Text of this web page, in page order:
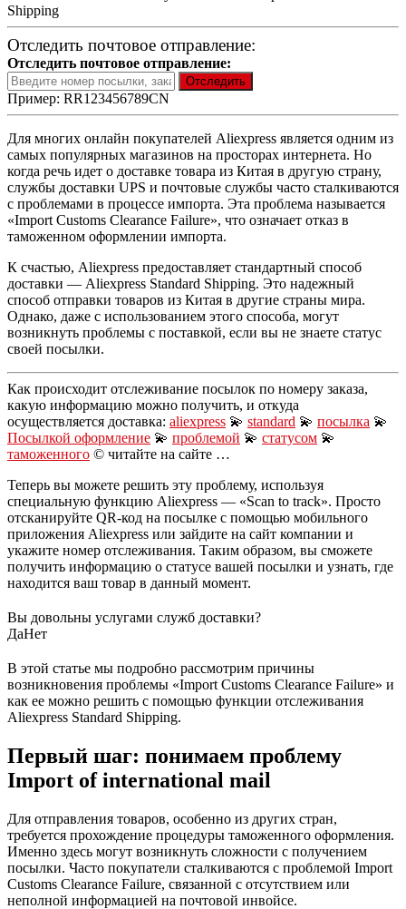
Shipping
Отследить почтовое отправление:
Отследить почтовое отправление:
Пример: RR123456789CN
Для многих онлайн покупателей Aliexpress является одним из
самых популярных магазинов на просторах интернета. Но
когда речь идет о доставке товара из Китая в другую страну,
службы доставки UPS и почтовые службы часто сталкиваются
с проблемами в процессе импорта. Эта проблема называется
«Import Customs Clearance Failure», что означает отказ в
таможенном оформлении импорта.
К счастью, Aliexpress предоставляет стандартный способ
доставки — Aliexpress Standard Shipping. Это надежный
способ отправки товаров из Китая в другие страны мира.
Однако, даже с использованием этого способа, могут
возникнуть проблемы с поставкой, если вы не знаете статус
своей посылки.
Как происходит отслеживание посылок по номеру заказа,
какую информацию можно получить, и откуда
осуществляется доставка: aliexpress 💫 standard 💫 посылка 💫
Посылкой оформление 💫 проблемой 💫 статусом 💫
таможенного © читайте на сайте …
Теперь вы можете решить эту проблему, используя
специальную функцию Aliexpress — «Scan to track». Просто
отсканируйте QR-код на посылке с помощью мобильного
приложения Aliexpress или зайдите на сайт компании и
укажите номер отслеживания. Таким образом, вы сможете
получить информацию о статусе вашей посылки и узнать, где
находится ваш товар в данный момент.
Вы довольны услугами служб доставки?
ДаНет
В этой статье мы подробно рассмотрим причины
возникновения проблемы «Import Customs Clearance Failure» и
как ее можно решить с помощью функции отслеживания
Aliexpress Standard Shipping.
Первый шаг: понимаем проблему
Import of international mail
Для отправления товаров, особенно из других стран,
требуется прохождение процедуры таможенного оформления.
Именно здесь могут возникнуть сложности с получением
посылки. Часто покупатели сталкиваются с проблемой Import
Customs Clearance Failure, связанной с отсутствием или
неполной информацией на почтовой инвойсе.